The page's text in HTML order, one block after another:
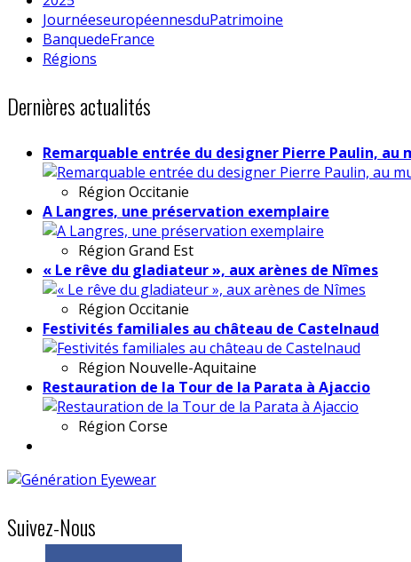
JournéeseuropéennesduPatrimoine
BanquedeFrance
Régions
Dernières actualités
Remarquable entrée du designer Pierre Paulin, au
Région Occitanie
A Langres, une préservation exemplaire
Région Grand Est
« Le rêve du gladiateur », aux arènes de Nîmes
Région Occitanie
Festivités familiales au château de Castelnaud
Région Nouvelle-Aquitaine
Restauration de la Tour de la Parata à Ajaccio
Région Corse
Suivez-Nous